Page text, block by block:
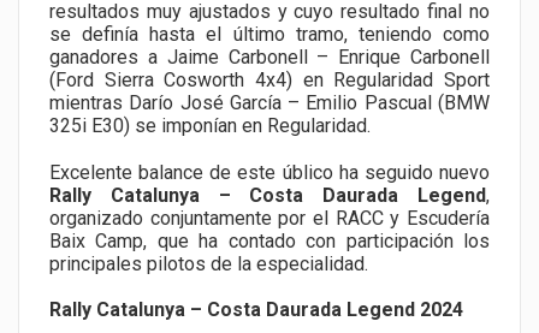
resultados muy ajustados y cuyo resultado final no
se definía hasta el último tramo, teniendo como
ganadores a Jaime Carbonell – Enrique Carbonell
(Ford Sierra Cosworth 4x4) en Regularidad Sport
mientras Darío José García – Emilio Pascual (BMW
325i E30) se imponían en Regularidad.
Excelente balance de este úblico ha seguido nuevo
Rally Catalunya – Costa Daurada Legend,
organizado conjuntamente por el RACC y Escudería
Baix Camp, que ha contado con participación los
principales pilotos de la especialidad.
Rally Catalunya – Costa Daurada Legend 2024